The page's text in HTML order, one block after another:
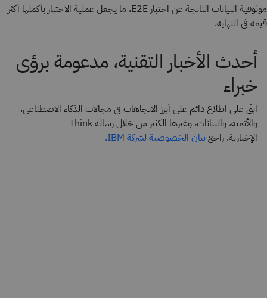
موثوقية البيانات الناتجة عن اختبار E2E، ما يجعل عملية الاختبار بأكملها أكثر
قيمة في النهاية.
أحدث الأخبار التقنية، مدعومة برؤى
خبراء
ابقَ على اطلاع دائم على أبرز الاتجاهات في مجالات الذكاء الاصطناعي،
والأتمتة، والبيانات، وغيرها الكثير من خلال رسالة Think
الإخبارية. راجعبيان الخصوصية لشركة IBM.